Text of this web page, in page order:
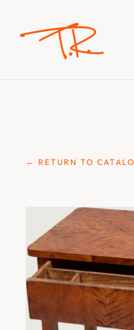
← RETURN TO